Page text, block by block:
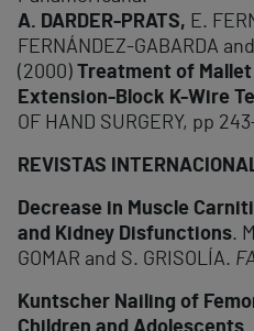
A. DARDER-PRATS, E.
FERNÁNDEZ-GABARDA
(2000)
Treatment of
Extension-Block K-Wire
OF HAND SURGERY, pp
REVISTAS
Decrease in Muscle
and Kidney Disfunctions.
GOMAR and S. GRISOLÍA.
Kuntscher Nailing of